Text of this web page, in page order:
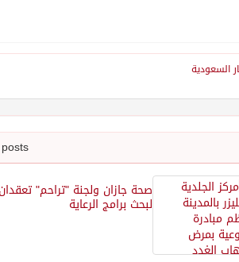
السعودية
صحة جازان ولجنة "تراحم"
لبحث برامج الرعاية